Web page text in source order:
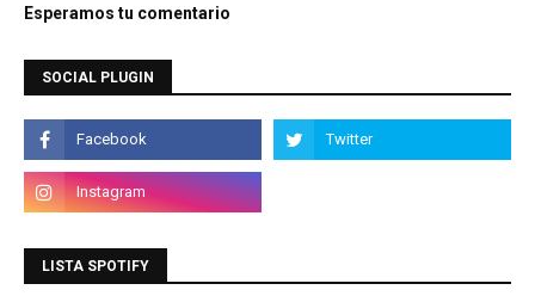
Esperamos tu comentario
SOCIAL PLUGIN
LISTA SPOTIFY